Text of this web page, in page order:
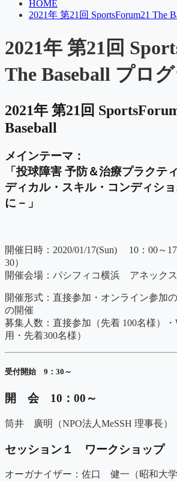
HOME
2021年 第21回 SportsForum21 The
2021年 第21回
The Baseball プロ
2021年 第21回
Baseball
メインテーマ：
「投球障害 予防＆治療プラクテ
ディカル・スキル・コンディシ
に－」
開催日時：2020/01/17(Sun) 10：00～
30）
開催会場：パシフィコ横浜 アネック
開催形式：直接参加・オンライン参加
の開催
募集人数：直接参加（先着 100名様）・
用・先着300名様）
受付開始 9：30～
開 会 10：00～
筒井 廣明（NPO法人MeSSH 理事長）
セッション１ ワークショップ
オーガナイザー：佐口 健一（昭和大